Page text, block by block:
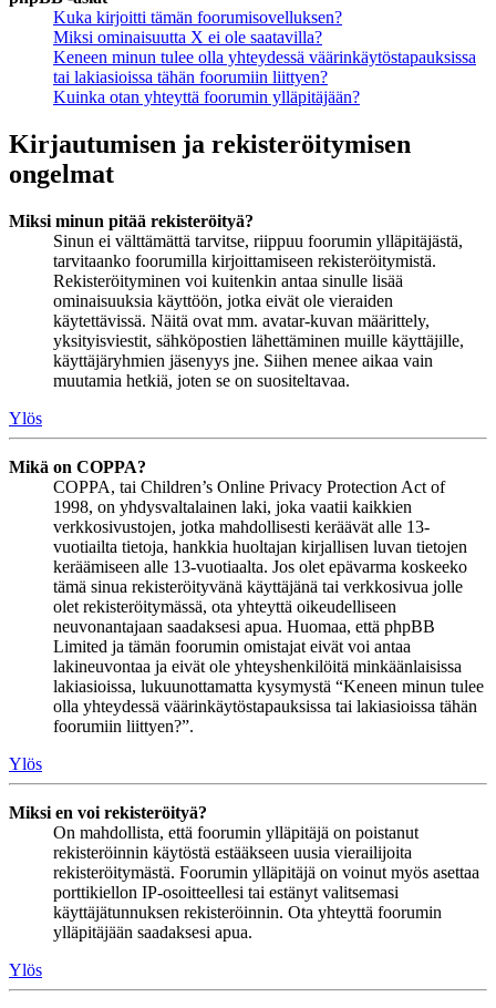
Kuka kirjoitti tämän foorumisovelluksen?
Miksi ominaisuutta X ei ole saatavilla?
Keneen minun tulee olla yhteydessä väärinkäytöstapauksissa
tai lakiasioissa tähän foorumiin liittyen?
Kuinka otan yhteyttä foorumin ylläpitäjään?
Kirjautumisen ja rekisteröitymisen
ongelmat
Miksi minun pitää rekisteröityä?
Sinun ei välttämättä tarvitse, riippuu foorumin ylläpitäjästä,
tarvitaanko foorumilla kirjoittamiseen rekisteröitymistä.
Rekisteröityminen voi kuitenkin antaa sinulle lisää
ominaisuuksia käyttöön, jotka eivät ole vieraiden
käytettävissä. Näitä ovat mm. avatar-kuvan määrittely,
yksityisviestit, sähköpostien lähettäminen muille käyttäjille,
käyttäjäryhmien jäsenyys jne. Siihen menee aikaa vain
muutamia hetkiä, joten se on suositeltavaa.
Ylös
Mikä on COPPA?
COPPA, tai Children’s Online Privacy Protection Act of
1998, on yhdysvaltalainen laki, joka vaatii kaikkien
verkkosivustojen, jotka mahdollisesti keräävät alle 13-
vuotiailta tietoja, hankkia huoltajan kirjallisen luvan tietojen
keräämiseen alle 13-vuotiaalta. Jos olet epävarma koskeeko
tämä sinua rekisteröityvänä käyttäjänä tai verkkosivua jolle
olet rekisteröitymässä, ota yhteyttä oikeudelliseen
neuvonantajaan saadaksesi apua. Huomaa, että phpBB
Limited ja tämän foorumin omistajat eivät voi antaa
lakineuvontaa ja eivät ole yhteyshenkilöitä minkäänlaisissa
lakiasioissa, lukuunottamatta kysymystä “Keneen minun tulee
olla yhteydessä väärinkäytöstapauksissa tai lakiasioissa tähän
foorumiin liittyen?”.
Ylös
Miksi en voi rekisteröityä?
On mahdollista, että foorumin ylläpitäjä on poistanut
rekisteröinnin käytöstä estääkseen uusia vierailijoita
rekisteröitymästä. Foorumin ylläpitäjä on voinut myös asettaa
porttikiellon IP-osoitteellesi tai estänyt valitsemasi
käyttäjätunnuksen rekisteröinnin. Ota yhteyttä foorumin
ylläpitäjään saadaksesi apua.
Ylös